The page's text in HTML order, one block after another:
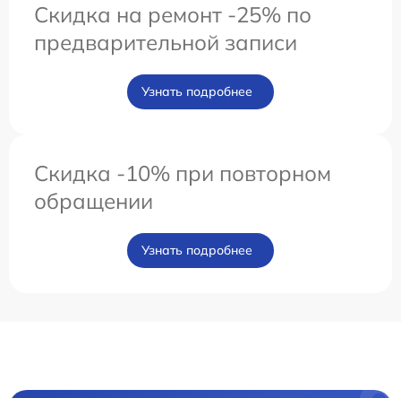
Скидка на ремонт -25% по
предварительной записи
Узнать подробнее
Скидка -10% при повторном
обращении
Узнать подробнее